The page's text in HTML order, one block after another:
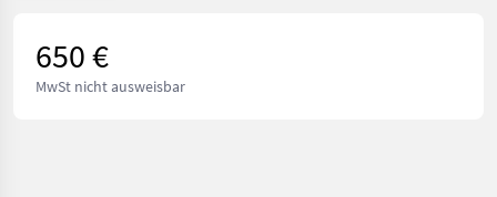
650 €
MwSt nicht ausweisbar